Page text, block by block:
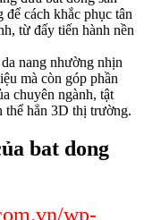
để cách khắc phục tân
từ đấy tiến hành nền
nang nhường nhịn
mà còn góp phần
chuyên ngành, tật
thể hẳn 3D thị trường.
bat dong
wp-